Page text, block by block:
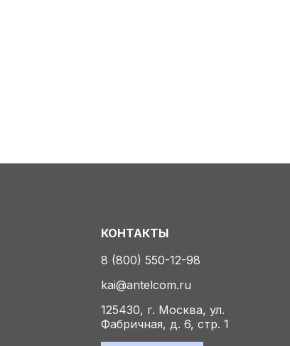
КОНТАКТЫ
8 (800) 550-12-98
kai@antelcom.ru
125430, г. Москва, ул.
Фабричная, д. 6, стр. 1